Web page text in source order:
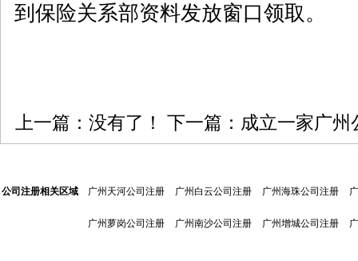
到保险关系部资料发放窗口领取。
上一篇：没有了！ 下一篇： 成立一家广州
公司注册相关区域 广州天河公司注册 广州白云公司注册 广州海珠公司注册
广州萝岗公司注册 广州南沙公司注册 广州增城公司注册